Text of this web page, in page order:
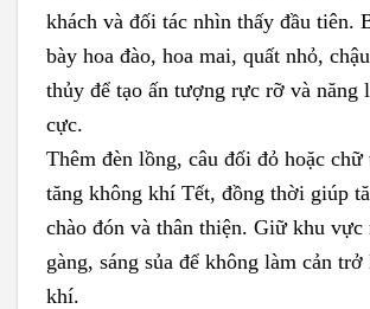
khách và đối tác nhìn thấy đầu tiên.
bày hoa đào, hoa mai, quất nhỏ,
thủy để tạo ấn tượng rực rỡ và năng
cực.
Thêm đèn lồng, câu đối đỏ hoặc chữ
tăng không khí Tết, đồng thời giúp
chào đón và thân thiện. Giữ khu vực
gàng, sáng sủa để không làm cản
khí.